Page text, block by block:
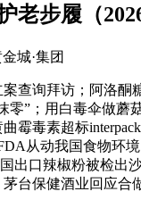
老步履（
城·集团
询拜访；阿洛酮糖
零”；用白毒伞做蘑
霉毒素超标
从动我国食物环
国出口辣椒粉被检
台保健酒业回应合